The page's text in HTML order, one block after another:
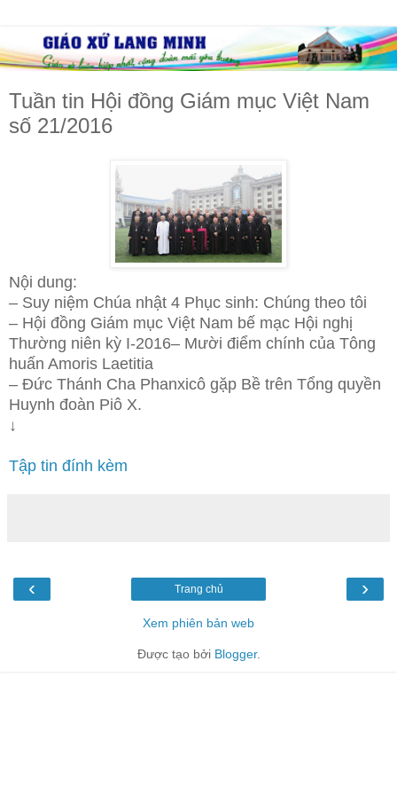
Tuần tin Hội đồng Giám mục Việt Nam
số 21/2016
Nội dung:
– Suy niệm Chúa nhật 4 Phục sinh: Chúng theo tôi
– Hội đồng Giám mục Việt Nam bế mạc Hội nghị
Thường niên kỳ I-2016– Mười điểm chính của Tông
huấn Amoris Laetitia
– Đức Thánh Cha Phanxicô gặp Bề trên Tổng quyền
Huynh đoàn Piô X.
↓
Tập tin đính kèm
‹ ›
Trang chủ
Xem phiên bản web
Được tạo bởi Blogger.